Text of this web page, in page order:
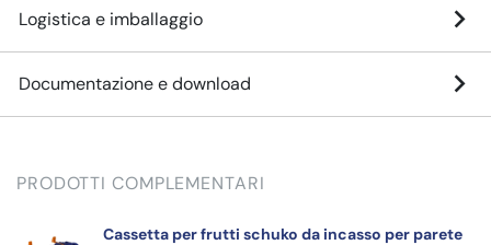
Logistica e imballaggio
Documentazione e download
PRODOTTI COMPLEMENTARI
Cassetta per frutti schuko da incasso per parete